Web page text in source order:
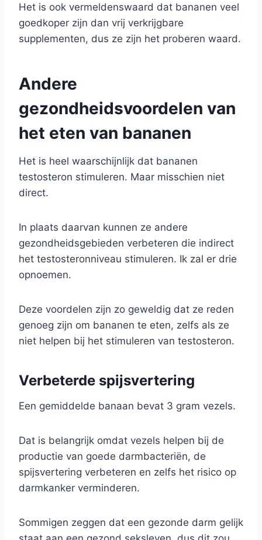
Het is ook vermeldenswaard dat bananen veel
goedkoper zijn dan vrij verkrijgbare
supplementen, dus ze zijn het proberen waard.
Andere
gezondheidsvoordelen van
het eten van bananen
Het is heel waarschijnlijk dat bananen
testosteron stimuleren. Maar misschien niet
direct.
In plaats daarvan kunnen ze andere
gezondheidsgebieden verbeteren die indirect
het testosteronniveau stimuleren. Ik zal er drie
opnoemen.
Deze voordelen zijn zo geweldig dat ze reden
genoeg zijn om bananen te eten, zelfs als ze
niet helpen bij het stimuleren van testosteron.
Verbeterde spijsvertering
Een gemiddelde banaan bevat 3 gram vezels.
Dat is belangrijk omdat vezels helpen bij de
productie van goede darmbacteriën, de
spijsvertering verbeteren en zelfs het risico op
darmkanker verminderen.
Sommigen zeggen dat een gezonde darm gelijk